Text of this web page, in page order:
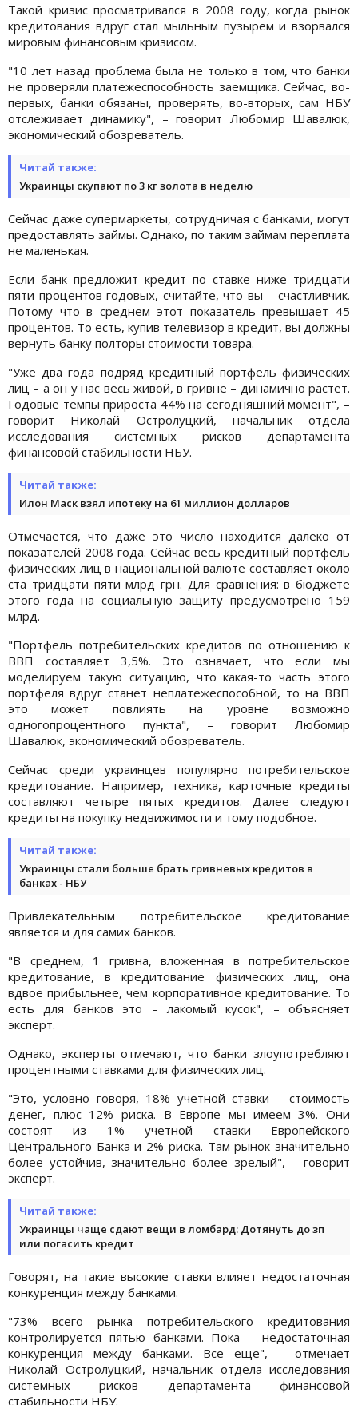
Такой кризис просматривался в 2008 году, когда рынок
кредитования вдруг стал мыльным пузырем и взорвался
мировым финансовым кризисом.
"10 лет назад проблема была не только в том, что банки
не проверяли платежеспособность заемщика. Сейчас, во-
первых, банки обязаны, проверять, во-вторых, сам НБУ
отслеживает динамику", – говорит Любомир Шавалюк,
экономический обозреватель.
Читай также:
Украинцы скупают по 3 кг золота в неделю
Сейчас даже супермаркеты, сотрудничая с банками, могут
предоставлять займы. Однако, по таким займам переплата
не маленькая.
Если банк предложит кредит по ставке ниже тридцати
пяти процентов годовых, считайте, что вы – счастливчик.
Потому что в среднем этот показатель превышает 45
процентов. То есть, купив телевизор в кредит, вы должны
вернуть банку полторы стоимости товара.
"Уже два года подряд кредитный портфель физических
лиц – а он у нас весь живой, в гривне – динамично растет.
Годовые темпы прироста 44% на сегодняшний момент", –
говорит Николай Остролуцкий, начальник отдела
исследования системных рисков департамента
финансовой стабильности НБУ.
Читай также:
Илон Маск взял ипотеку на 61 миллион долларов
Отмечается, что даже это число находится далеко от
показателей 2008 года. Сейчас весь кредитный портфель
физических лиц в национальной валюте составляет около
ста тридцати пяти млрд грн. Для сравнения: в бюджете
этого года на социальную защиту предусмотрено 159
млрд.
"Портфель потребительских кредитов по отношению к
ВВП составляет 3,5%. Это означает, что если мы
моделируем такую ​​ситуацию, что какая-то часть этого
портфеля вдруг станет неплатежеспособной, то на ВВП
это может повлиять на уровне возможно
одногопроцентного пункта", – говорит Любомир
Шавалюк, экономический обозреватель.
Сейчас среди украинцев популярно потребительское
кредитование. Например, техника, карточные кредиты
составляют четыре пятых кредитов. Далее следуют
кредиты на покупку недвижимости и тому подобное.
Читай также:
Украинцы стали больше брать гривневых кредитов в
банках - НБУ
Привлекательным потребительское кредитование
является и для самих банков.
"В среднем, 1 гривна, вложенная в потребительское
кредитование, в кредитование физических лиц, она
вдвое прибыльнее, чем корпоративное кредитование. То
есть для банков это – лакомый кусок", – объясняет
эксперт.
Однако, эксперты отмечают, что банки злоупотребляют
процентными ставками для физических лиц.
"Это, условно говоря, 18% учетной ставки – стоимость
денег, плюс 12% риска. В Европе мы имеем 3%. Они
состоят из 1% учетной ставки Европейского
Центрального Банка и 2% риска. Там рынок значительно
более устойчив, значительно более зрелый", – говорит
эксперт.
Читай также:
Украинцы чаще сдают вещи в ломбард: Дотянуть до зп
или погасить кредит
Говорят, на такие высокие ставки влияет недостаточная
конкуренция между банками.
"73% всего рынка потребительского кредитования
контролируется пятью банками. Пока – недостаточная
конкуренция между банками. Все еще", – отмечает
Николай Остролуцкий, начальник отдела исследования
системных рисков департамента финансовой
стабильности НБУ.